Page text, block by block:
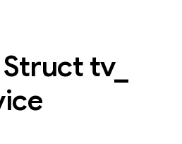
Struct tv_